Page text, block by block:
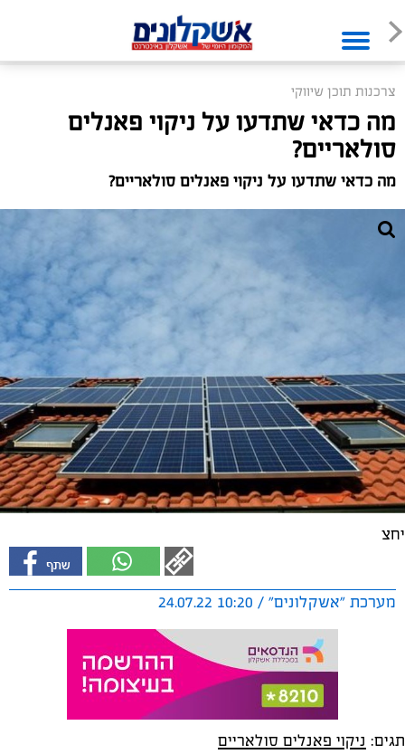
צרכנות תוכן שיווקי
מה כדאי שתדעו על ניקוי פאנלים
סולאריים?
מה כדאי שתדעו על ניקוי פאנלים סולאריים?
יחצ
מערכת "אשקלונים" / 10:20 24.07.22
תגים: ניקוי פאנלים סולאריים